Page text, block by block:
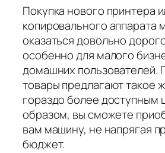
Покупка нового принтера
копировального аппарата
оказаться довольно
особенно для малого
домашних
товары предлагают такое
гораздо более доступным
образом, вы сможете
вам машину, не напрягая
бюджет.